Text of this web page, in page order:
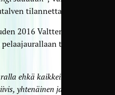
tilannetta.
2016 Valtteri
todella
ehkä kaikkein
yhtenäinen ja